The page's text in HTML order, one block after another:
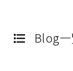
Blog